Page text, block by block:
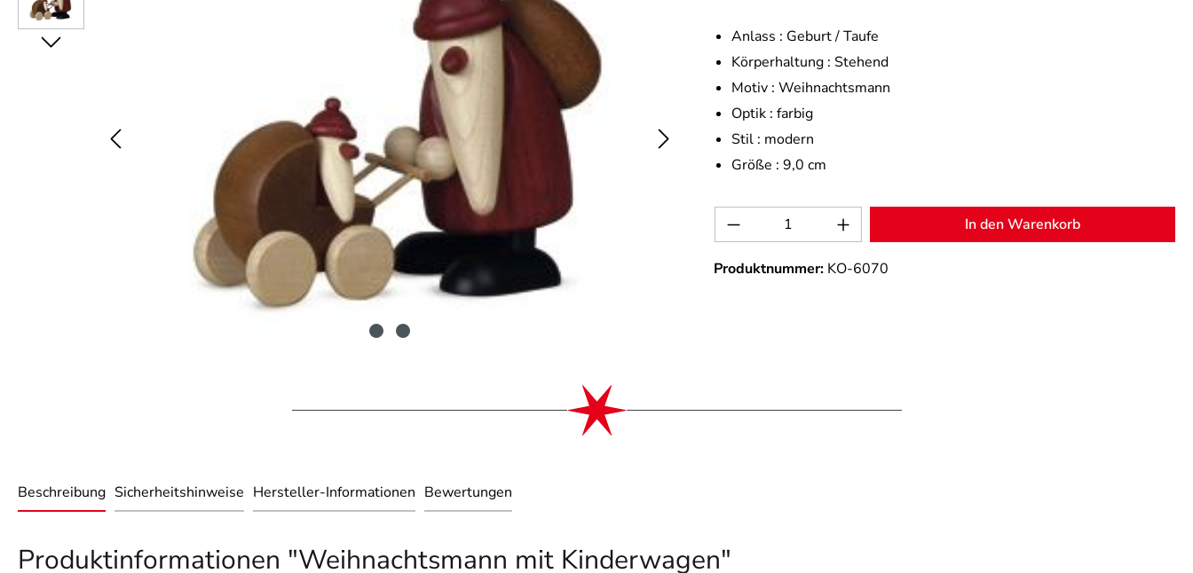
Anlass : Geburt / Taufe
Körperhaltung : Stehend
Motiv : Weihnachtsmann
Optik : farbig
Stil : modern
Größe : 9,0 cm
Produkt Anzahl: Gib den gewünschten Wert ein
In den Warenkorb
Produktnummer: KO-6070
Beschreibung Sicherheitshinweise Hersteller-Informationen Bewertungen
Produktinformationen "Weihnachtsmann mit Kinderwagen"